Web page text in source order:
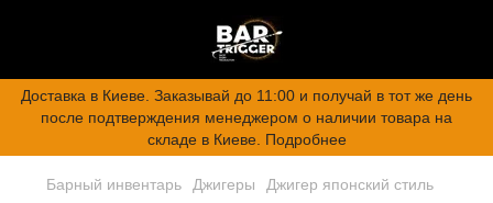
Доставка в Киеве. Заказывай до 11:00 и получай в тот же день
после подтверждения менеджером о наличии товара на
складе в Киеве. Подробнее
Барный инвентарь Джигеры Джигер японский стиль